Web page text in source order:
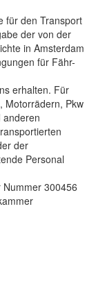
für den Transport
der von der
in Amsterdam
für Fähr-
erhalten. Für
Motorrädern, Pkw
anderen
der
Personal
300456